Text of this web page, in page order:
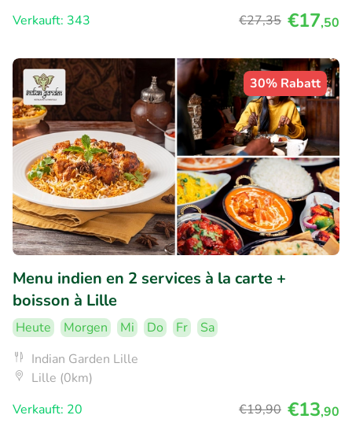
Verkauft: 343
€27,35 €17,50
30% Rabatt
Menu indien en 2 services à la carte +
boisson à Lille
Heute Morgen Mi Do Fr
Sa
Indian Garden Lille
Lille (0km)
Verkauft: 20
€19,90 €13,90